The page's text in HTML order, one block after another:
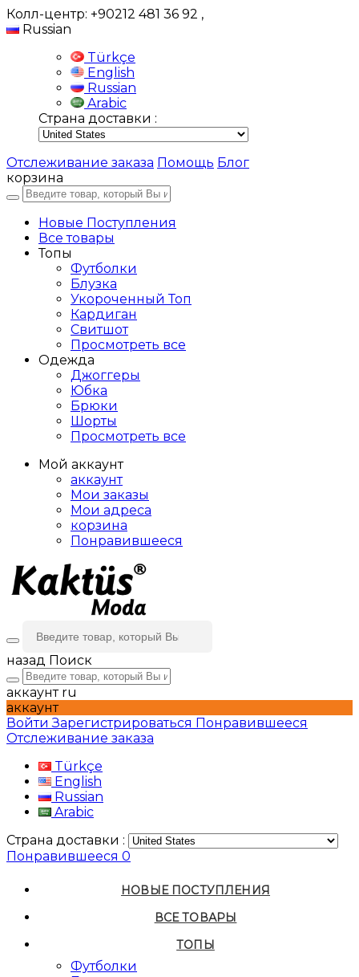
Колл-центр: +90212 481 36 92 ,
Russian
Türkçe
English
Russian
Arabic
Страна доставки :
Отслеживание заказа Помощь Блог
корзина
Новые Поступления
Все товары
Топы
Футболки
Блузка
Укороченный Топ
Кардиган
Свитшот
Просмотреть все
Одежда
Джоггеры
Юбка
Брюки
Шорты
Просмотреть все
Мой аккаунт
аккаунт
Мои заказы
Мои адреса
корзина
Понравившееся
назад Поиск
аккаунт ru
аккаунт
ВойтиЗарегистрироваться Понравившееся
Отслеживание заказа
Türkçe
English
Russian
Arabic
Страна доставки :
Понравившееся 0
НОВЫЕ ПОСТУПЛЕНИЯ
ВСЕ ТОВАРЫ
ТОПЫ
Футболки